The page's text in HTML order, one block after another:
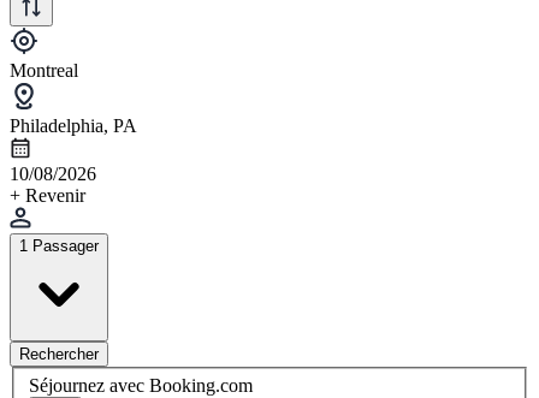
Montreal
Philadelphia, PA
10/08/2026
+ Revenir
1 Passager
Rechercher
Séjournez avec Booking.com